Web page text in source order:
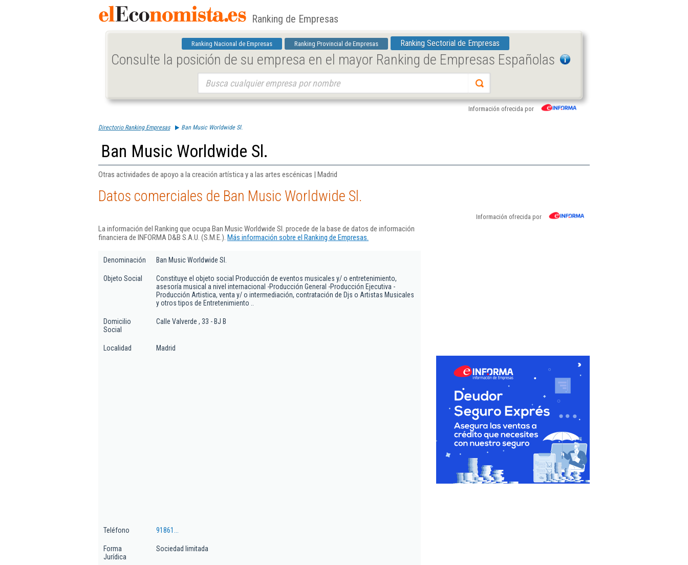
Ranking de Empresas
Ranking Nacional de Empresas Ranking Provincial de Empresas Ranking Sectorial de Empresas
Consulte la posición de su empresa en el mayor Ranking de Empresas Españolas
Información ofrecida por
Directorio Ranking Empresas Ban Music Worldwide Sl.
Ban Music Worldwide Sl.
Otras actividades de apoyo a la creación artística y a las artes escénicas | Madrid
Datos comerciales de Ban Music Worldwide Sl.
Información ofrecida por
La información del Ranking que ocupa Ban Music Worldwide Sl. procede de la base de datos de información
financiera de INFORMA D&B S.A.U. (S.M.E.). Más información sobre el Ranking de Empresas.
Denominación Ban Music Worldwide Sl.
Objeto Social
Constituye el objeto social Producción de eventos musicales y/ o entretenimiento,
asesoría musical a nivel internacional -Producción General -Producción Ejecutiva -
Producción Artistica, venta y/ o intermediación, contratación de Djs o Artistas Musicales
y otros tipos de Entretenimiento ..
Domicilio
Social
Calle Valverde , 33 - BJ B
Localidad Madrid
Teléfono 91861...
Forma
Jurídica
Sociedad limitada